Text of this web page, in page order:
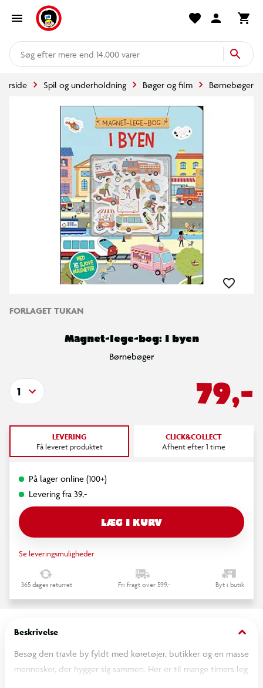
mere end 14.000 varer
Forside Spil og underholdning Bøger og film Børnebøger
FORLAGET TUKAN
Magnet-lege-bog: I byen
Børnebøger
79,-
1
LEVERING
Få leveret produktet
CLICK&COLLECT
Afhent efter 1 time
På lager online (100+)
Levering fra 39,-
LÆG I KURV
Se leveringsmuligheder
365 dages returret Fri fragt over 599,- Byt i butik
Beskrivelse keyboard_arrow_down
Besøg den travle by fyldt med køretøjer, butikker og en masse
mennesker, der hygger sig sammen. Her er til mange timers leg